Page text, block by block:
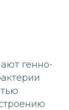
генно-